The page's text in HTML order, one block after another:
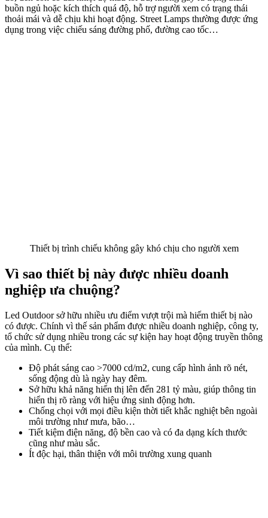
buồn ngủ hoặc kích thích quá độ, hỗ trợ người xem có trạng thái
thoải mái và dễ chịu khi hoạt động. Street Lamps thường được ứng
dụng trong việc chiếu sáng đường phố, đường cao tốc…
Thiết bị trình chiếu không gây khó chịu cho người xem
Vì sao thiết bị này được nhiều doanh
nghiệp ưa chuộng?
Led Outdoor sở hữu nhiều ưu điểm vượt trội mà hiếm thiết bị nào
có được. Chính vì thế sản phẩm được nhiều doanh nghiệp, công ty,
tổ chức sử dụng nhiều trong các sự kiện hay hoạt động truyền thông
của mình. Cụ thể:
Độ phát sáng cao >7000 cd/m2, cung cấp hình ảnh rõ nét,
sống động dù là ngày hay đêm.
Sở hữu khả năng hiển thị lên đến 281 tỷ màu, giúp thông tin
hiển thị rõ ràng với hiệu ứng sinh động hơn.
Chống chọi với mọi điều kiện thời tiết khắc nghiệt bên ngoài
môi trường như mưa, bão…
Tiết kiệm điện năng, độ bền cao và có đa dạng kích thước
cũng như màu sắc.
Ít độc hại, thân thiện với môi trường xung quanh